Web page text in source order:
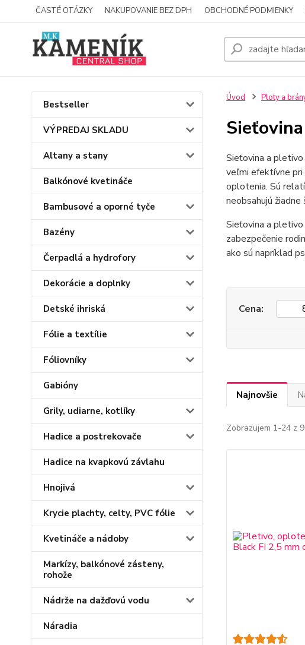
ČASTÉ OTÁZKY NAKUPOVANIE BEZ DPH OBCHODNÉ PODMIENKY
Bestseller
VÝPREDAJ SKLADU
Altany a stany
Balkónové kvetináče
Bambusové a oporné tyče
Bazény
Čerpadlá a hydrofory
Dekorácie a doplnky
Detské ihriská
Fólie a textílie
Fóliovníky
Gabióny
Grily, udiarne, kotlíky
Hadice a postrekovače
Hadice na kvapkovú závlahu
Hnojivá
Krycie plachty, celty, PVC fólie
Kvetináče a nádoby
Markízy, balkónové zásteny,
rohože
Nádrže na dažďovú vodu
Náradia
Úvod Ploty a
Sieťovina a
veľmi efektívne pri
oplotenia. Sú
neobsahujú
Sieťovina a
zabezpečenie
ako sú napríklad
Cena:
Najnovšie
Zobrazujem 1-24 z